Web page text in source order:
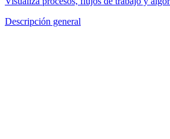
Descripción general